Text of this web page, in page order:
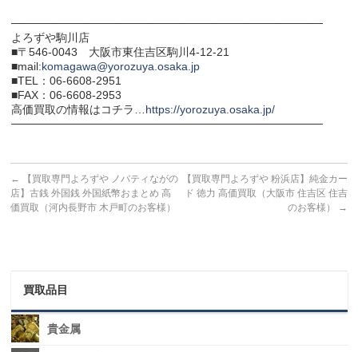
───────────────────────────────────────
よろずや駒川店
■〒546-0043 大阪市東住吉区駒川4-12-21
■mail:komagawa@yorozuya.osaka.jp
■TEL：06-6608-2951
■FAX：06-6608-2953
高価買取の情報はコチラ… https://yorozuya.osaka.jp/
───────────────────────────────────────
←
【買取専門よろずや ノバティながの
店】古銭 外国銭 外国紙幣おまとめ 高
価買取（河内長野市 木戸町のお客様）
【買取専門よろずや 粉浜店】純金カー
ド 徳力 高価買取（大阪市 住吉区 住吉
のお客様）
→
買取品目
貴金属